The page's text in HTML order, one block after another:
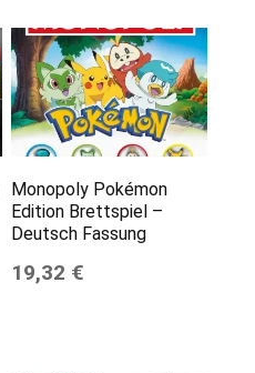
Monopoly Pokémon
Edition Brettspiel –
Deutsch Fassung
19,32 €